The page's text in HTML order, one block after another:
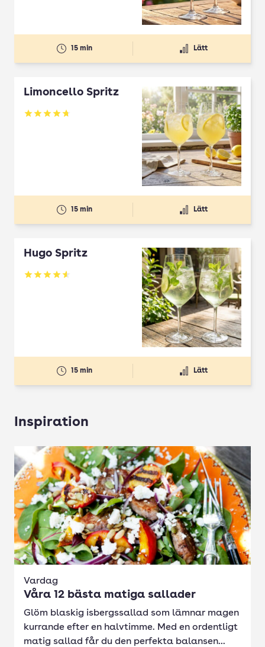
15 min Lätt
Limoncello Spritz
Betyg: 4.7 av 5
15 min Lätt
Hugo Spritz
Betyg: 4.61 av 5
15 min Lätt
Inspiration
Vardag
Våra 12 bästa matiga sallader
Glöm blaskig isbergssallad som lämnar magen
kurrande efter en halvtimme. Med en ordentligt
matig sallad får du den perfekta balansen...